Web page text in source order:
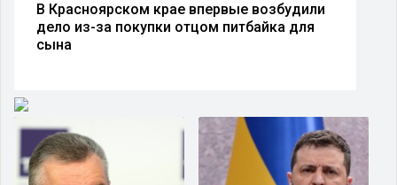
В Красноярском крае впервые возбудили
дело из-за покупки отцом питбайка для
сына